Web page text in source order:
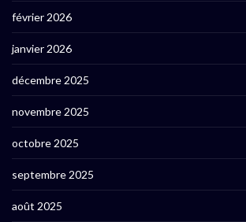
février 2026
janvier 2026
décembre 2025
novembre 2025
octobre 2025
septembre 2025
août 2025